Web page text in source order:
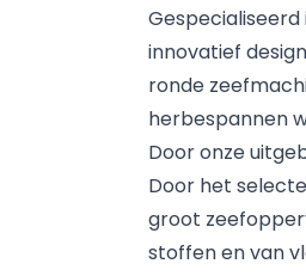
innovatief
ronde
herbespannen
Door onze
Door het
groot
stoffen en van